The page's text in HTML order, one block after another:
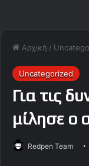
Αρχική /
Uncategorized
Για τις
μίλησε ο
Redpen Team